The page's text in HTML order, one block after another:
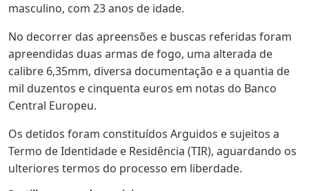
masculino, com 23 anos de idade.
No decorrer das apreensões e buscas referidas foram
apreendidas duas armas de fogo, uma alterada de
calibre 6,35mm, diversa documentação e a quantia de
mil duzentos e cinquenta euros em notas do Banco
Central Europeu.
Os detidos foram constituídos Arguidos e sujeitos a
Termo de Identidade e Residência (TIR), aguardando os
ulteriores termos do processo em liberdade.